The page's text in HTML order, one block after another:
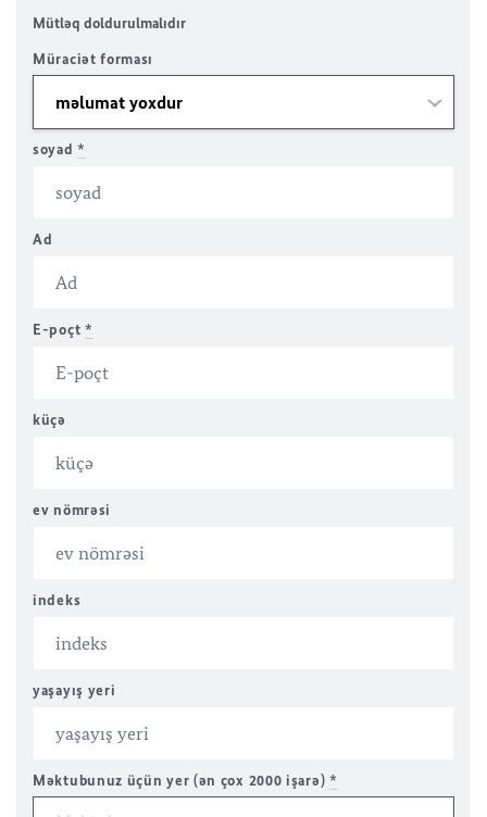
Mütləq doldurulmalıdır
Müraciət forması
soyad*
Ad
E-poçt *
küçə
ev nömrəsi
indeks
yaşayış yeri
Məktubunuz üçün yer (ən çox 2000 işarə) *